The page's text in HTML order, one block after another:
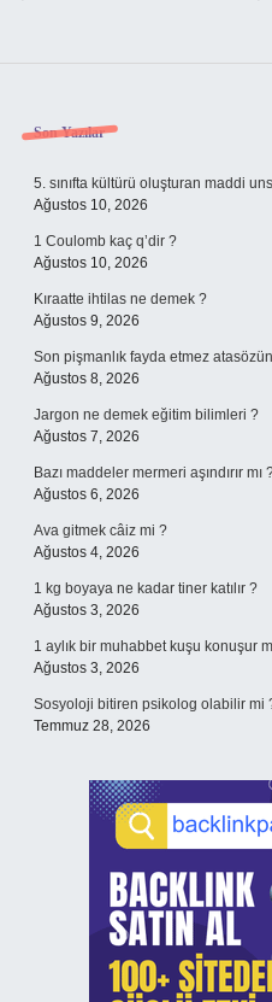
Sidebar
Son Yazılar
5. sınıfta kültürü oluşturan maddi
Ağustos 10, 2026
1 Coulomb kaç q’dir ?
Ağustos 10, 2026
Kıraatte ihtilas ne demek ?
Ağustos 9, 2026
Son pişmanlık fayda etmez
Ağustos 8, 2026
Jargon ne demek eğitim bilimleri ?
Ağustos 7, 2026
Bazı maddeler mermeri aşındırır mı
Ağustos 6, 2026
Ava gitmek câiz mi ?
Ağustos 4, 2026
1 kg boyaya ne kadar tiner katılır ?
Ağustos 3, 2026
1 aylık bir muhabbet kuşu konuşur
Ağustos 3, 2026
Sosyoloji bitiren psikolog olabilir mi
Temmuz 28, 2026